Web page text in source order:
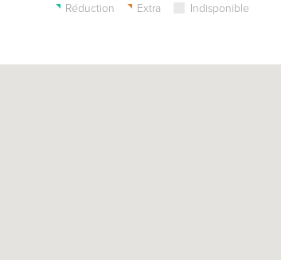
Réduction Extra Indisponible